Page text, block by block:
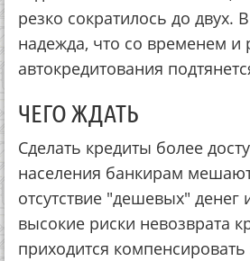
резко сократилось до двух.
надежда, что со временем и
автокредитования
ЧЕГО ЖДАТЬ
Сделать кредиты более
населения банкирам
отсутствие "дешевых" денег
высокие риски невозврата
приходится компенсировать